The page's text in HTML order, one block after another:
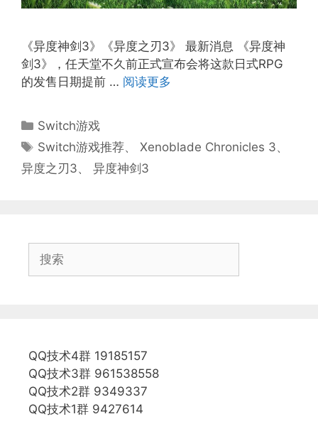
《异度神剑3》《异度之刃3》 最新消息 《异度神
剑3》，任天堂不久前正式宣布会将这款日式RPG
的发售日期提前 … 阅读更多
分
类
Switch游戏
标
签
Switch游戏推荐、Xenoblade Chronicles 3、
异度之刃3、 异度神剑3
QQ技术4群 19185157
QQ技术3群 961538558
QQ技术2群 9349337
QQ技术1群 9427614